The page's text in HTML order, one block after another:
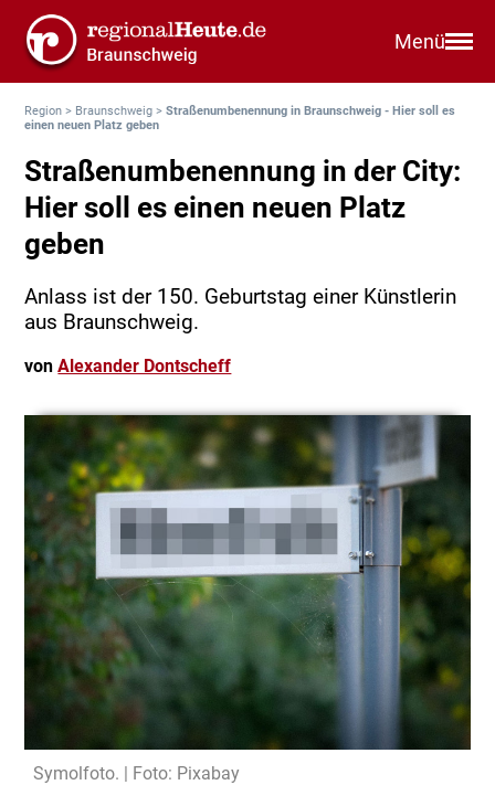
Menü
Region > Braunschweig >Straßenumbenennung in Braunschweig - Hier soll es
einen neuen Platz geben
Straßenumbenennung in der City:
Hier soll es einen neuen Platz
geben
Anlass ist der 150. Geburtstag einer Künstlerin
aus Braunschweig.
vonAlexander Dontscheff
Symolfoto. | Foto: Pixabay